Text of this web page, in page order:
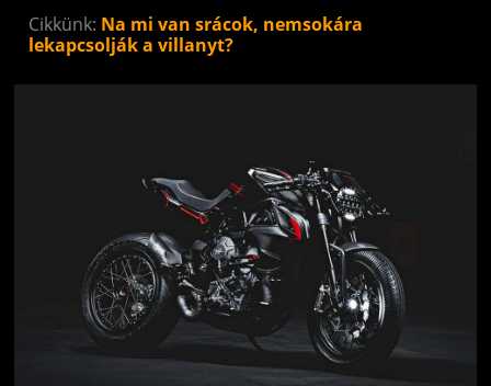
Cikkünk: Na mi van srácok, nemsokára
lekapcsolják a villanyt?